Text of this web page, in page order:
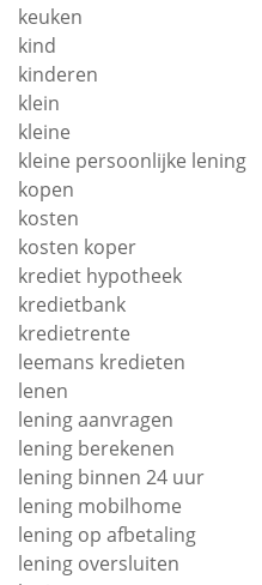
keuken
kind
kinderen
klein
kleine
kleine persoonlijke lening
kopen
kosten
kosten koper
krediet hypotheek
kredietbank
kredietrente
leemans kredieten
lenen
lening aanvragen
lening berekenen
lening binnen 24 uur
lening mobilhome
lening op afbetaling
lening oversluiten